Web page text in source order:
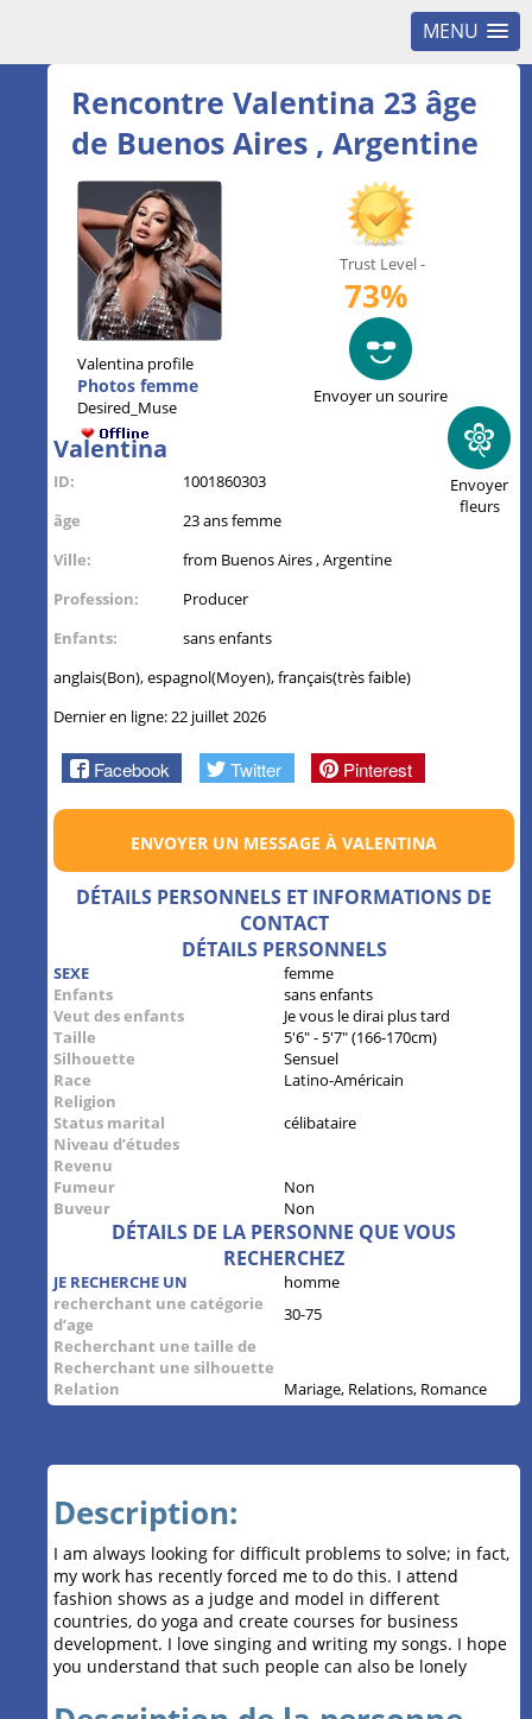
MENU
Rencontre Valentina 23 âge
de Buenos Aires , Argentine
Valentina profile
Photos femme
Desired_Muse
Valentina
ID:
1001860303
âge
23 ans femme
Ville:
from Buenos Aires , Argentine
Profession:
Producer
Enfants:
sans enfants
anglais(Bon), espagnol(Moyen), français(très faible)
Dernier en ligne: 22 juillet 2026
Facebook Twitter Pinterest
Trust Level -
73%
Envoyer un sourire
Envoyer
fleurs
ENVOYER UN MESSAGE À VALENTINA
DÉTAILS PERSONNELS ET INFORMATIONS DE
CONTACT
DÉTAILS PERSONNELS
SEXE
femme
Enfants
sans enfants
Veut des enfants
Je vous le dirai plus tard
Taille
5'6" - 5'7" (166-170cm)
Silhouette
Sensuel
Race
Latino-Américain
Religion
Status marital
célibataire
Niveau d’études
Revenu
Fumeur
Non
Buveur
Non
DÉTAILS DE LA PERSONNE QUE VOUS
RECHERCHEZ
JE RECHERCHE UN
homme
recherchant une catégorie
d’age
30-75
Recherchant une taille de
Recherchant une silhouette
Relation
Mariage, Relations, Romance
Description:
I am always looking for difficult problems to solve; in fact,
my work has recently forced me to do this. I attend
fashion shows as a judge and model in different
countries, do yoga and create courses for business
development. I love singing and writing my songs. I hope
you understand that such people can also be lonely